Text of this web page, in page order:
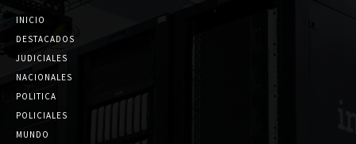
INICIO
DESTACADOS
JUDICIALES
NACIONALES
POLITICA
POLICIALES
MUNDO